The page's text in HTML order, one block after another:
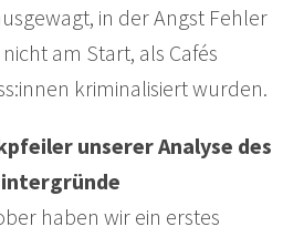
in der Angst Fehler
am Start, als Cafés
kriminalisiert wurden.
unserer Analyse des
haben wir ein erstes